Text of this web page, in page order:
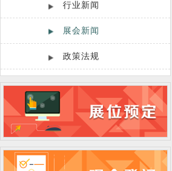
行业新闻
展会新闻
政策法规